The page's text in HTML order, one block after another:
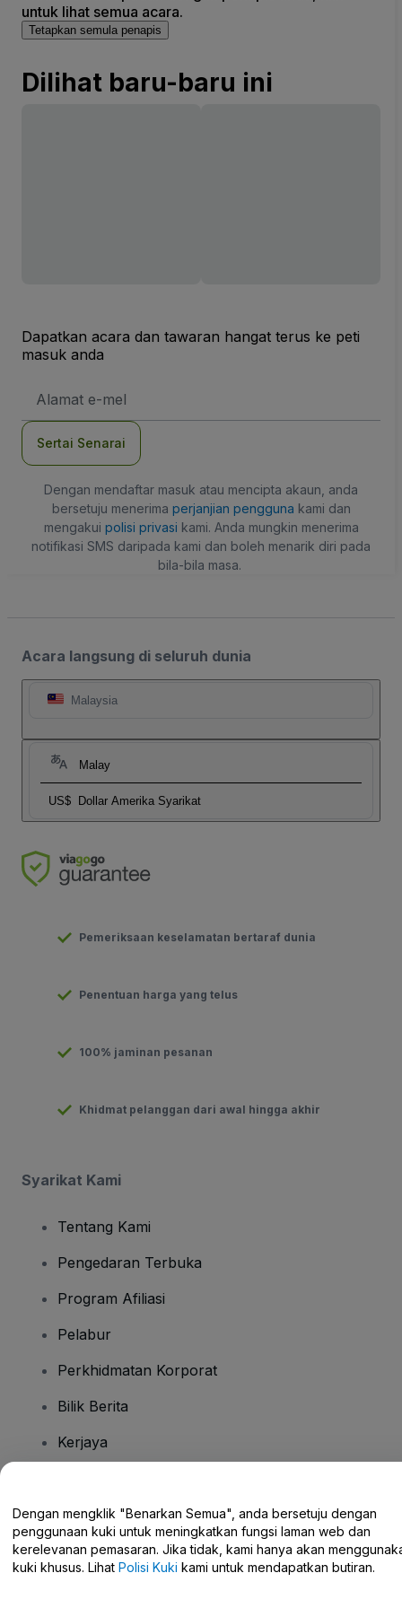
untuk lihat semua acara.
Tetapkan semula penapis
Dilihat baru-baru ini
Dapatkan acara dan tawaran hangat terus ke peti
masuk anda
E-
Sertai Senarai
Dengan mendaftar masuk atau mencipta akaun, anda
bersetuju menerima perjanjian pengguna kami dan
mengakui polisi privasi kami. Anda mungkin menerima
notifikasi SMS daripada kami dan boleh menarik diri pada
bila-bila masa.
Acara langsung di seluruh dunia
Malaysia
Malay
US$ Dollar Amerika Syarikat
Pemeriksaan keselamatan bertaraf dunia
Penentuan harga yang telus
100% jaminan pesanan
Khidmat pelanggan dari awal hingga akhir
Syarikat Kami
Tentang Kami
Pengedaran Terbuka
Program Afiliasi
Pelabur
Perkhidmatan Korporat
Bilik Berita
Kerjaya
Pusat Bantuan / Hubungi Kami
Dengan mengklik "Benarkan Semua", anda bersetuju dengan
penggunaan kuki untuk meningkatkan fungsi laman web dan
kerelevanan pemasaran. Jika tidak, kami hanya akan
kuki khusus. Lihat Polisi Kuki kami untuk mendapatkan butiran.